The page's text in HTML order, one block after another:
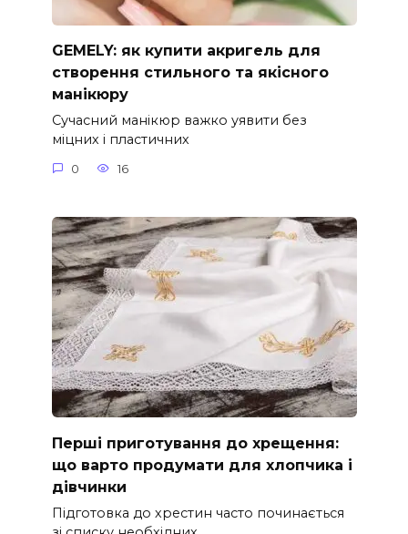
GEMELY: як купити акригель для
створення стильного та якісного
манікюру
Сучасний манікюр важко уявити без
міцних і пластичних
0 16
Перші приготування до хрещення:
що варто продумати для хлопчика і
дівчинки
Підготовка до хрестин часто починається